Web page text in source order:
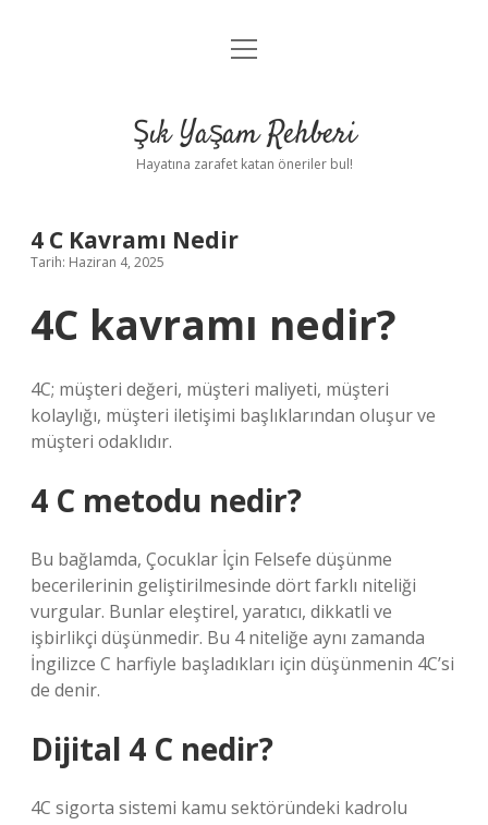
Anasayfa
Yasal Uyarı
menüyü
Şık Yaşam Rehberi
Hayatına zarafet katan öneriler bul!
4 C Kavramı Nedir
Tarih: Haziran 4, 2025
4C kavramı nedir?
4C; müşteri değeri, müşteri maliyeti, müşteri
kolaylığı, müşteri iletişimi başlıklarından oluşur ve
müşteri odaklıdır.
4 C metodu nedir?
Bu bağlamda, Çocuklar İçin Felsefe düşünme
becerilerinin geliştirilmesinde dört farklı niteliği
vurgular. Bunlar eleştirel, yaratıcı, dikkatli ve
işbirlikçi düşünmedir. Bu 4 niteliğe aynı zamanda
İngilizce C harfiyle başladıkları için düşünmenin 4C’si
de denir.
Dijital 4 C nedir?
4C sigorta sistemi kamu sektöründeki kadrolu